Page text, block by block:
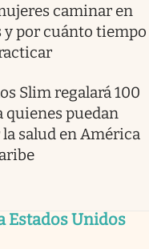
caminar en
y por cuánto tiempo
Slim regalará 100
quienes puedan
salud en América
Estados Unidos